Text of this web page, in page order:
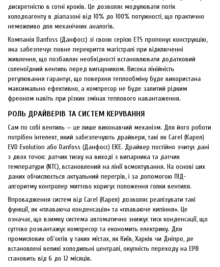
дискретністю в сотні кроків. Це дозволяє модулювати потік
холодоагенту в діапазоні від 10% до 100% потужності, що практично
неможливо для механічних аналогів.
Компанія Danfoss (Данфосс) зі своєю серією ETS пропонує конструкцію,
яка забезпечує повне перекриття магістралі при відключенні
живлення, що позбавляє необхідності встановлювати додатковий
соленоїдний вентиль перед випарником. Висока лінійність
регулювання гарантує, що поверхня теплообміну буде використана
максимально ефективно, а компресор не буде залитий рідким
фреоном навіть при різких змінах теплового навантаження.
РОЛЬ ДРАЙВЕРІВ ТА СИСТЕМ КЕРУВАННЯ
Сам по собі вентиль — це лише виконавчий механізм. Для його роботи
потрібен інтелект, який забезпечують драйвери, такі як Carel (Карел)
EVD Evolution або Danfoss (Данфосс) EKE. Драйвер постійно зчитує дані
з двох точок: датчик тиску на виході з випарника та датчик
температури (NTC), встановлений на лінії всмоктування. На основі цих
даних обчислюється актуальний перегрів, і за допомогою ПІД-
алгоритму контролер миттєво коригує положення голки вентиля.
Впровадження систем від Carel (Карел) дозволяє реалізувати такі
функції, як «плаваюча конденсація» та «плаваюче кипіння». Це
означає, що взимку система автоматично знижує тиск конденсації, що
суттєво розвантажує компресор та економить електрику. Для
промислових об'єктів у таких містах, як Київ, Харків чи Дніпро, де
встановлені великі холодильні централі, окупність переходу на ЕРВ
становить від 6 до 12 місяців.